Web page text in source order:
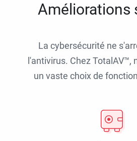
Améliorations
La cybersécurité ne
l'antivirus. Chez TotalAV™,
un vaste choix de